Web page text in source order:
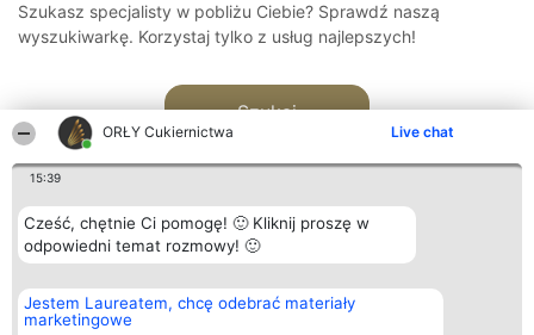
ORŁY Cukiernictwa Live chat
15:39
Cześć, chętnie Ci pomogę! 🙂 Kliknij proszę w
odpowiedni temat rozmowy! 🙂
Jestem Laureatem, chcę odebrać materiały
marketingowe
Szukasz specjalisty w pobliżu Ciebie? Sprawdź naszą
wyszukiwarkę. Korzystaj tylko z usług najlepszych!
Szukaj
Organizator plebiscytu
Bright Side Solutions sp. z o.
o. sp. k.
Plebiscyt
Laureaci
Kontakt
Kontakt